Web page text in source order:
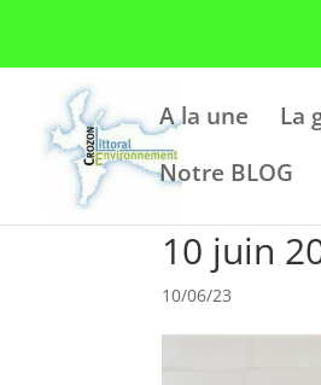
A la une La
Notre BLOG
10 juin
10/06/23